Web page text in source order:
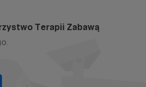
Terapii Zabawą